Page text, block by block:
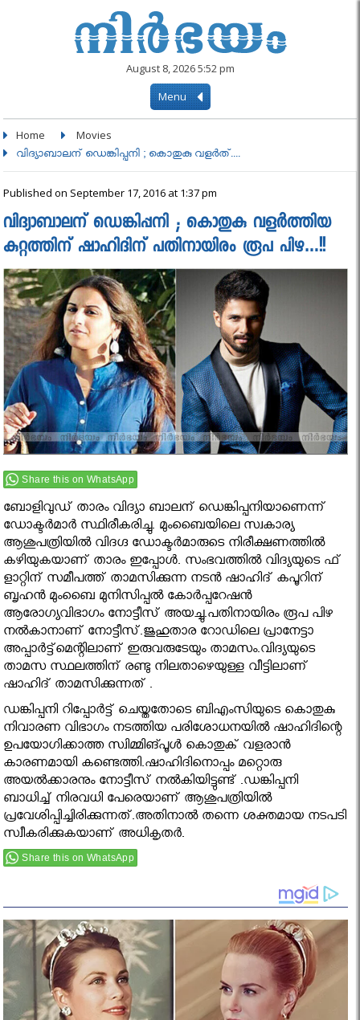
August 8, 2026 5:52 pm
Menu
Home Movies
വിദ്യാബാലന് ഡെങ്കിപ്പനി ; കൊതുകു വളര്‍ത്....
Published on September 17, 2016 at 1:37 pm
വിദ്യാബാലന് ഡെങ്കിപ്പനി ; കൊതുകു വളര്‍ത്തിയ
കുറ്റത്തിന് ഷാഹിദിന് പതിനായിരം രൂപ പിഴ…!!
Share this on WhatsApp
ബോളിവുഡ് താരം വിദ്യാ ബാലന് ഡെങ്കിപ്പനിയാണെന്ന്
ഡോക്ടര്‍മാര്‍ സ്ഥിരീകരിച്ചു. മുംബൈയിലെ സ്വകാര്യ
ആശുപത്രിയില്‍ വിദഗ്ദ ഡോക്ടര്‍മാരുടെ നിരീക്ഷണത്തില്‍
കഴിയുകയാണ് താരം ഇപ്പോള്‍. സംഭവത്തില്‍ വിദ്യയുടെ ഫ്
ളാറ്റിന് സമീപത്ത് താമസിക്കുന്ന നടന്‍ ഷാഹിദ് കപൂറിന്
ബൃഹന്‍ മുംബൈ മുനിസിപ്പല്‍ കോര്‍പ്പറേഷന്‍
ആരോഗ്യവിഭാഗം നോട്ടീസ് അയച്ചു.പതിനായിരം രൂപ പിഴ
നല്‍കാനാണ് നോട്ടീസ്.ജുഹുതാര റോഡിലെ പ്രാനേട്ടാ
അപ്പാര്‍ട്ട്‌മെന്റിലാണ് ഇരുവരുടേയും താമസം.വിദ്യയുടെ
താമസ സ്ഥലത്തിന് രണ്ടു നിലതാഴെയുള്ള വീട്ടിലാണ്
ഷാഹിദ് താമസിക്കുന്നത് .
ഡങ്കിപ്പനി റിപ്പോര്‍ട്ട് ചെയ്തതോടെ ബിഎംസിയുടെ കൊതുകു
നിവാരണ വിഭാഗം നടത്തിയ പരിശോധനയില്‍ ഷാഹിദിന്റെ
ഉപയോഗിക്കാത്ത സ്വിമ്മിങ്പൂള്‍ കൊതുക് വളരാന്‍
കാരണമായി കണ്ടെത്തി.ഷാഹിദിനൊപ്പം മറ്റൊരു
അയല്‍ക്കാരനും നോട്ടീസ് നല്‍കിയിട്ടുണ്ട് .ഡങ്കിപ്പനി
ബാധിച്ച് നിരവധി പേരെയാണ് ആശുപത്രിയില്‍
പ്രവേശിപ്പിച്ചിരിക്കുന്നത്.അതിനാല്‍ തന്നെ ശക്തമായ നടപടി
സ്വീകരിക്കുകയാണ് അധികൃതര്‍.
Share this on WhatsApp